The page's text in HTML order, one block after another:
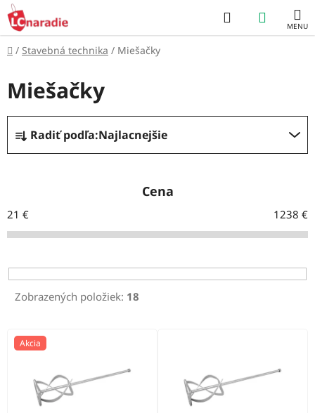
Prejsť
na
obsah
Hľadať
KOŠÍK
Domov
/ Stavebná technika / Miešačky
Miešačky
R
a
n
i
p
r
d
u
Radiť podľa:Najlacnejšie
Cena
21 € 1238 €
Zobrazených položiek: 18
VAkcia